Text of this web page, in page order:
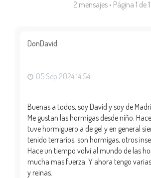
2 mensajes • Página 1 de1
DonDavid
05 Sep 2024 14:54
Buenas a todos, soy David y soy de
Me gustan las hormigas desde niño.
tuve hormiguero a de gel y en general
tenido terrarios, son hormigas, otros
Hace un tiempo volví al mundo de las
mucha mas fuerza. Y ahora tengo
y reinas.